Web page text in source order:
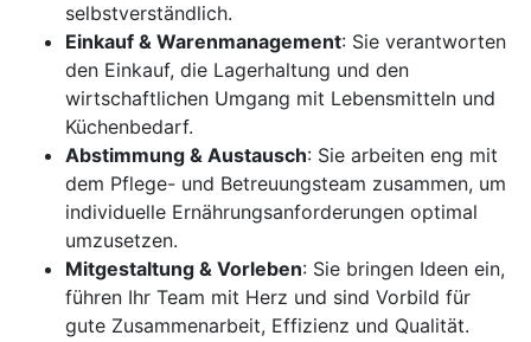
selbstverständlich.
Einkauf & Warenmanagement: Sie verantworten
den Einkauf, die Lagerhaltung und den
wirtschaftlichen Umgang mit Lebensmitteln und
Küchenbedarf.
Abstimmung & Austausch: Sie arbeiten eng mit
dem Pflege- und Betreuungsteam zusammen, um
individuelle Ernährungsanforderungen optimal
umzusetzen.
Mitgestaltung & Vorleben: Sie bringen Ideen ein,
führen Ihr Team mit Herz und sind Vorbild für
gute Zusammenarbeit, Effizienz und Qualität.